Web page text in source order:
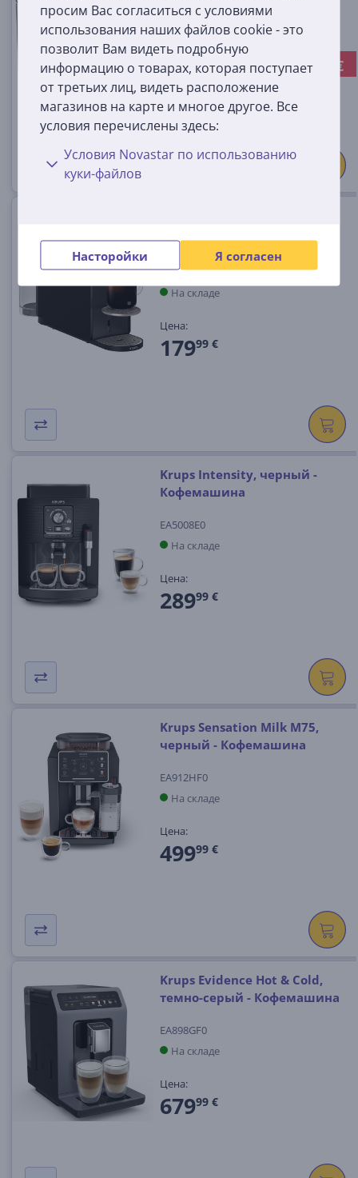
просим Вас согласиться с условиями
использования наших файлов cookie - это
позволит Вам видеть подробную
информацию о товарах, которая поступает
от третьих лиц, видеть расположение
магазинов на карте и многое другое. Все
условия перечислены здесь:
Условия Novastar по использованию
куки-файлов
Насторойки Я согласен
-19 €
XN930T10
На складе
Цена со скидкой:
13999 €
159 €
кофеварка
XN9408F0
На складе
Цена:
17999 €
Krups Intensity, черный -
Кофемашина
EA5008E0
На складе
Цена:
28999 €
Krups Sensation Milk M75,
черный - Кофемашина
EA912HF0
На складе
Цена:
49999 €
Krups Evidence Hot & Cold,
темно-серый - Кофемашина
EA898GF0
На складе
Цена:
67999 €